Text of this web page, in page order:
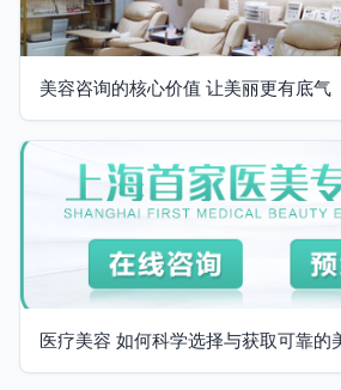
美容咨询的核心价值 让美丽更有底气
医疗美容 如何科学选择与获取可靠的